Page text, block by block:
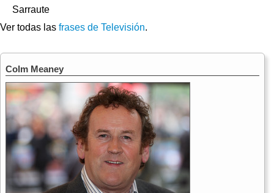
Sarraute
Ver todas las frases de Televisión.
Colm Meaney